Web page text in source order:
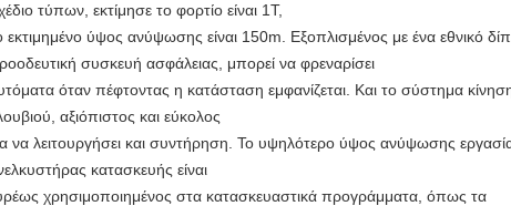
τύπων, εκτίμησε το φορτίο είναι 1T,
εκτιμημένο ύψος ανύψωσης είναι 150m. Εξοπλισμένος με ένα εθνικό
συσκευή ασφάλειας, μπορεί να φρεναρίσει
όταν πέφτοντας η κατάσταση εμφανίζεται. Και το σύστημα
αξιόπιστος και εύκολος
να λειτουργήσει και συντήρηση. Το υψηλότερο ύψος ανύψωσης
κατασκευής είναι
χρησιμοποιημένος στα κατασκευαστικά προγράμματα, όπως τα